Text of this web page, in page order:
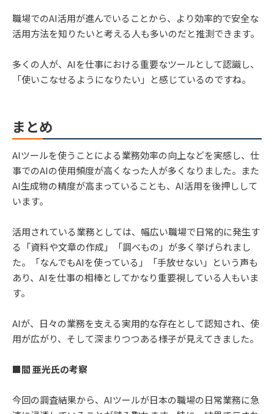
職場でのAI活用が進んでいることから、より効率的で安全な
活用方法を知りたいと考える人も多いのだと推測できます。
多くの人が、AIを仕事における重要なツールとして認識し、
「使いこなせるようになりたい」と感じているのですね。
まとめ
AIツールを使うことによる業務効率の向上などを実感し、仕
事でのAIの使用頻度が高くなった人が多くなりました。また
AI生成物の精度が高まっていることも、AI活用を後押しして
います。
活用されている業務としては、幅広い職場で日常的に発生す
る「資料や文章の作成」「調べもの」が多く挙げられまし
た。「なんでもAIを使っている」「手放せない」という声も
あり、AIを仕事の相棒としてかなり重要視している人もいま
す。
AIが、日々の業務を支える実用的な存在として認知され、使
用が広がり、そして深まりつつある様子が見えてきました。
■閻 亜光氏の考察
今回の調査結果から、AIツールが日本の職場の日常業務に急